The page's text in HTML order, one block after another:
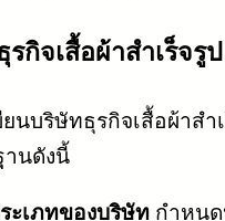
กิจเสื้อผ้าสำเร็จรู
ยนบริษัทธุรกิจเสื้อผ้าส
นดังนี้
ะเภทของบริษัท กำหน